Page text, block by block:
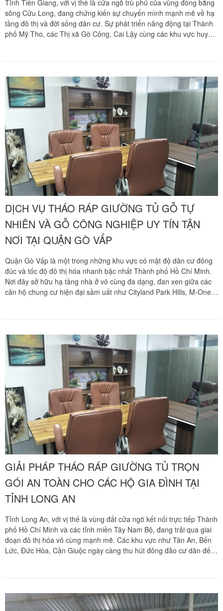
Tỉnh Tiền Giang, với vị thế là cửa ngõ trù phú của vùng đồng bằng
sông Cửu Long, đang chứng kiến sự chuyển mình mạnh mẽ về hạ
tầng đô thị và đời sống dân cư. Sự phát triển năng động tại Thành
phố Mỹ Tho, các Thị xã Gò Công, Cai Lậy cùng các khu vực huyện
những món nội thất gia đình giá trị cao.
DỊCH VỤ THÁO RÁP GIƯỜNG TỦ GỖ TỰ
NHIÊN VÀ GỖ CÔNG NGHIỆP UY TÍN TẬN
NƠI TẠI QUẬN GÒ VẤP
Quận Gò Vấp là một trong những khu vực có mật độ dân cư đông
đúc và tốc độ đô thị hóa nhanh bậc nhất Thành phố Hồ Chí Minh.
Nơi đây sở hữu hạ tầng nhà ở vô cùng đa dạng, đan xen giữa các
căn hộ chung cư hiện đại sầm uất như Cityland Park Hills, M-One
GIẢI PHÁP THÁO RÁP GIƯỜNG TỦ TRỌN
GÓI AN TOÀN CHO CÁC HỘ GIA ĐÌNH TẠI
TỈNH LONG AN
Tỉnh Long An, với vị thế là vùng đất cửa ngõ kết nối trực tiếp Thành
phố Hồ Chí Minh và các tỉnh miền Tây Nam Bộ, đang trải qua giai
đoạn đô thị hóa vô cùng mạnh mẽ. Các khu vực như Tân An, Bến
Lức, Đức Hòa, Cần Giuộc ngày càng thu hút đông đảo cư dân đến